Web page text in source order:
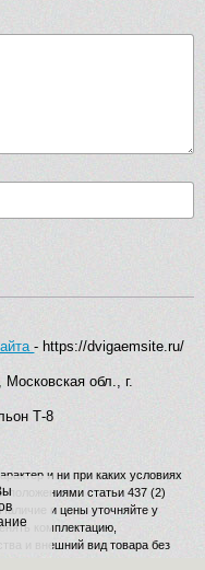
- https://dvigaemsite.ru/
обл., г.
Т-8
и ни при каких условиях
положениями статьи 437 (2)
и цены уточняйте у
комплектацию,
и внешний вид товара без